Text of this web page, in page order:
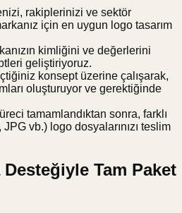
rakiplerinizi ve sektör
için en uygun logo tasarım
kimliğini ve değerlerini
geliştiriyoruz.
konsept üzerine çalışarak,
oluşturuyor ve gerektiğinde
tamamlandıktan sonra, farklı
vb.) logo dosyalarınızı teslim
Tam Paket